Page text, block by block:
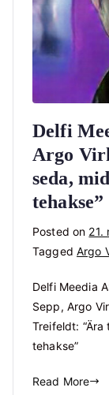
Delfi
Argo
seda,
tehakse”
Posted on 21.
Tagged Argo
Delfi Meedia
Sepp, Argo
Treifeldt:
tehakse”
Read More